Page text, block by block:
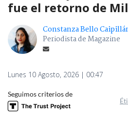
fue el retorno de
Constanza Bello
Periodista de Magazine
Lunes 10 Agosto, 2026 | 00:47
Seguimos criterios de